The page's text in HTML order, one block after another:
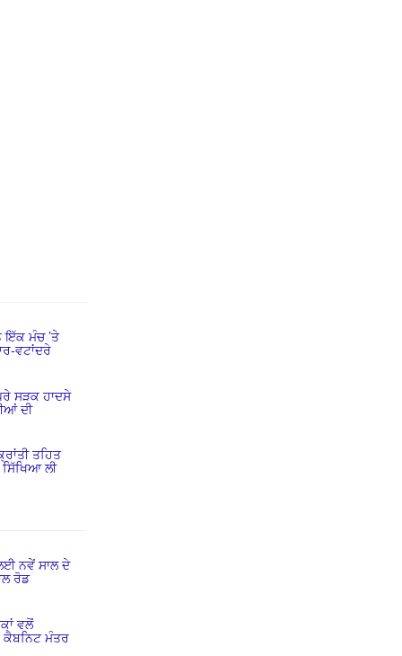
ਮੰਚ ’ਤੇ
ਵਟਾਂਦਰੇ
ਸੜਕ ਹਾਦਸੇ
ਦੀ
ਤਹਿਤ
ਲੀ
ਨਵੇਂ ਸਾਲ ਦੇ
ਰੋਡ
ਵਲੋਂ
ਮੰਤਰ